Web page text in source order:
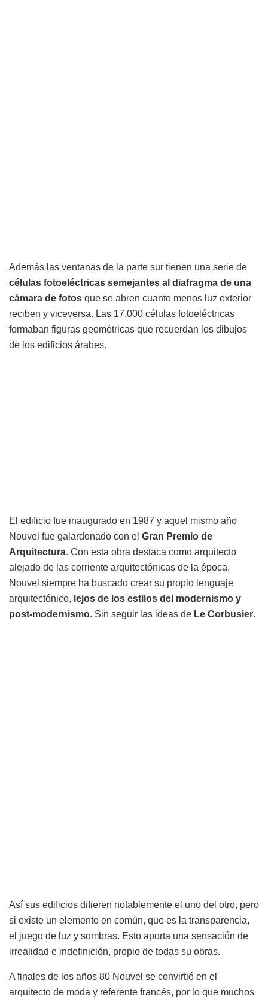
Además las ventanas de la parte sur tienen una serie de
células fotoeléctricas semejantes al diafragma de una
cámara de fotos que se abren cuanto menos luz exterior
reciben y viceversa. Las 17.000 células fotoeléctricas
formaban figuras geométricas que recuerdan los dibujos
de los edificios árabes.
El edificio fue inaugurado en 1987 y aquel mismo año
Nouvel fue galardonado con el Gran Premio de
Arquitectura. Con esta obra destaca como arquitecto
alejado de las corriente arquitectónicas de la época.
Nouvel siempre ha buscado crear su propio lenguaje
arquitectónico, lejos de los estilos del modernismo y
post-modernismo. Sin seguir las ideas de Le Corbusier.
Así sus edificios difieren notablemente el uno del otro, pero
si existe un elemento en común, que es la transparencia,
el juego de luz y sombras. Esto aporta una sensación de
irrealidad e indefinición, propio de todas su obras.
A finales de los años 80 Nouvel se convirtió en el
arquitecto de moda y referente francés, por lo que muchos